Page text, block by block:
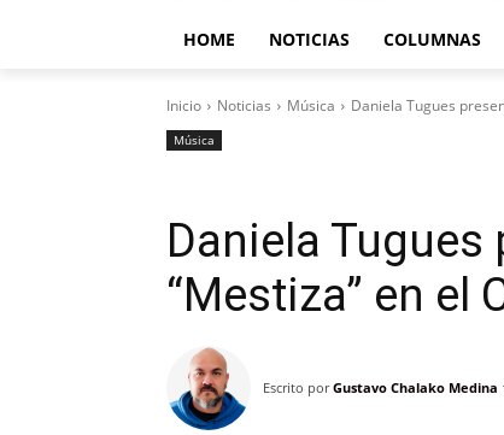
HOME NOTICIAS COLUMNAS
Inicio Noticias Música Daniela Tugues
Música
Daniela
“Mestiza” en el
Escrito por Gustavo Chalako Medina